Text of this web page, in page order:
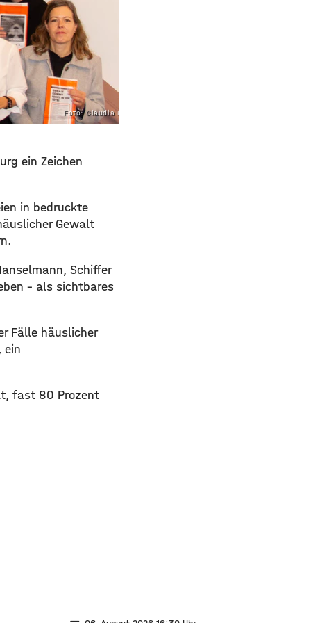
Foto: Claudia Lother
ein Zeichen
in bedruckte
Gewalt
Schiffer
– als sichtbares
Fälle häuslicher
ein
fast 80 Prozent